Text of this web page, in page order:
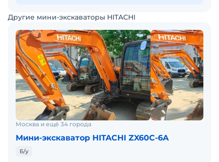
Другие мини-экскаваторы HITACHI
Москва и ещё 34 города
Мини-экскаватор HITACHI ZX60C-6A
Б/у